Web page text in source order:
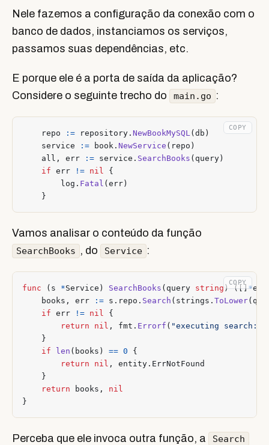
Nele fazemos a configuração da conexão com o
banco de dados, instanciamos os serviços,
passamos suas dependências, etc.
E porque ele é a porta de saída da aplicação?
Considere o seguinte trecho do
main.go :
repo := repository . NewBookMySQL( db )
service
:= book . NewService ( repo )
all , err := service . SearchBooks ( query )
if err != nil
{
log . Fatal ( err )
}
COPY
Vamos analisar o conteúdo da função
SearchBooks , do Service :
func ( s *Service ) SearchBooks ( query string) ([]*
books , err := s . repo . Search ( strings . ToLower(
if err != nil
{
return
nil , fmt . Errorf ( "executing search:
}
if
len ( books ) == 0
{
return
nil , entity . ErrNotFound
}
return
books ,
nil
}
COPY
Perceba que ele invoca outra função, a Search